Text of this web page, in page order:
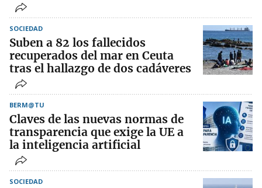
SOCIEDAD
Suben a 82 los fallecidos
recuperados del mar en Ceuta
tras el hallazgo de dos cadáveres
BERM@TU
Claves de las nuevas normas de
transparencia que exige la UE a
la inteligencia artificial
SOCIEDAD